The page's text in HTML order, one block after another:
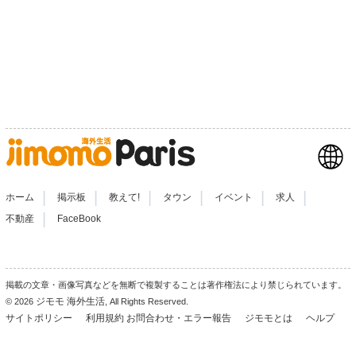
ホーム | 掲示板 | 教えて! | タウン | イベント | 求人 |
不動産 FaceBook
掲載の文章・画像写真などを無断で複製することは著作権法により禁じられています。
© 2026 ジモモ 海外生活 , All Rights Reserved.
サイトポリシー 利用規約 お問合わせ・エラー報告 ジモモとは ヘルプ